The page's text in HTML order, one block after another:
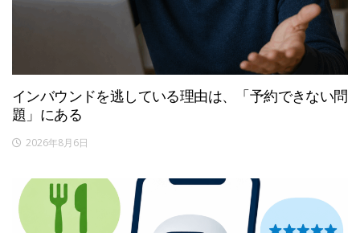
インバウンドを逃している理由は、「予約できない問
題」にある
2026年8月6日